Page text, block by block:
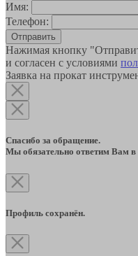
Имя:
Телефон:
Отправить
Нажимая кнопку
и согласен с условиями
Заявка на прокат
Спасибо за обращение.
Мы обязательно ответим Вам
Профиль сохранён.